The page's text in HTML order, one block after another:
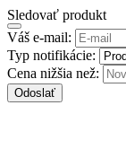
Sledovať produkt
Váš e-mail:
Typ notifikácie:
Cena nižšia než:
Odoslať